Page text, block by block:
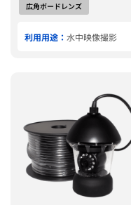
広角ボードレンズ
利用用途： 水中映像撮影